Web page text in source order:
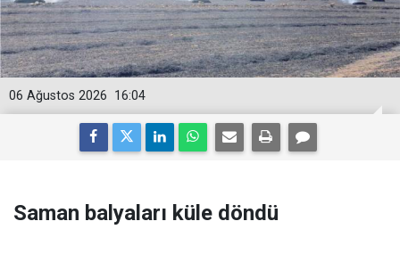
16:04
06 Ağustos 2026
Saman balyaları küle döndü